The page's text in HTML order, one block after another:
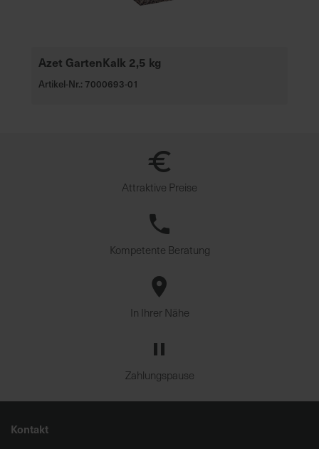
Azet GartenKalk 2,5 kg
Artikel-Nr.: 7000693-01
Attraktive Preise
Kompetente Beratung
In Ihrer Nähe
Zahlungspause
Kontakt